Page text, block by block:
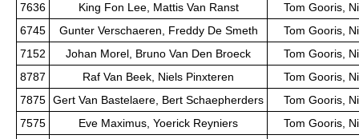
7636
King Fon Lee, Mattis Van Ranst
Tom Gooris,
6745
Gunter Verschaeren, Freddy De Smeth
Tom Gooris,
7152
Johan Morel, Bruno Van Den Broeck
Tom Gooris,
8787
Raf Van Beek, Niels Pinxteren
Tom Gooris,
7875 Gert Van Bastelaere, Bert Schaepherders
Tom Gooris,
7575
Eve Maximus, Yoerick Reyniers
Tom Gooris,